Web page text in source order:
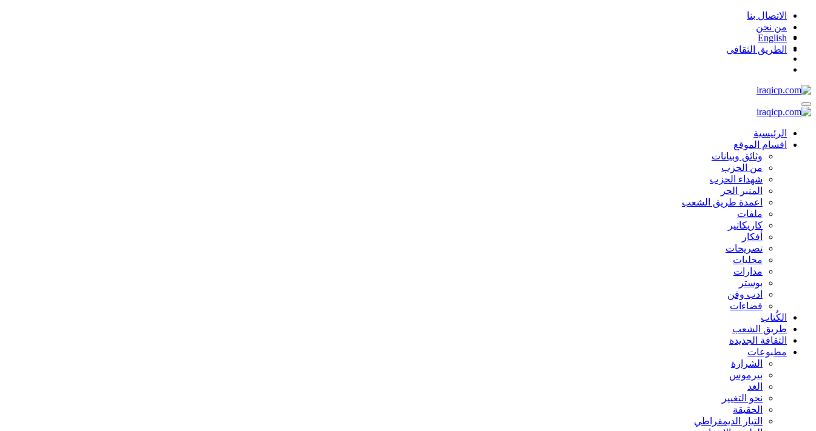
الاتصال بنا
من نحن
English
الطريق الثقافي
الرئیسية
اقسام الموقع
وثائق وبیانات
من الحزب
شهداء الحزب
المنبر الحر
اعمدة طریق الشعب
ملفات
كاریكاتیر
أفكار
تصريحات
محليات
مدارات
بوستر
ادب وفن
فضاءات
الكُتاب
طریق الشعب
الثقافة الجدیدة
مطبوعات
الشرارة
بیرموس
الغد
نحو التغيير
الحقیقة
التيار الديمقراطي